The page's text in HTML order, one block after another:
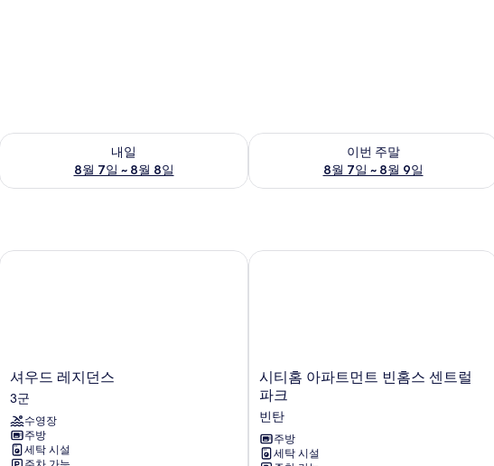
7일
내일
8월 7일 ~ 8월 8일
내일 예약 가능 여부 확인, 8월 7일 ~ 8월 8일
이번 주말
8월 7일 ~ 8월 9일
이번 주말 예약 가능 여부 확인, 8월 7일
셔
우
드
레
지
던
셔우드 레지던스
3군
수영장
주방
세탁 시설
셔우드 레지던스
시
티
홈
아
파
트
시티홈 아파트먼트 빈홈스 센트럴
파크
빈탄
주방
세탁 시설
시티홈 아파트먼트 빈홈스 센트럴 파크